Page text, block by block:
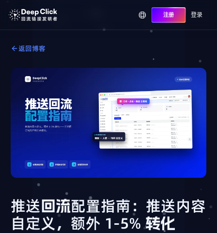
注册 登录
返回博客
推送回流配置指南：推送内容
自定义，额外 1-5% 转化